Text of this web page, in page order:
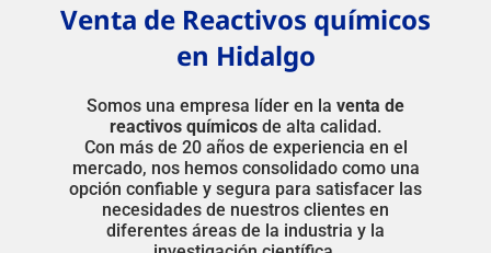
Venta de Reactivos químicos
en Hidalgo
Somos una empresa líder en la venta de
reactivos químicos de alta calidad.
Con más de 20 años de experiencia en el
mercado, nos hemos consolidado como una
opción confiable y segura para satisfacer las
necesidades de nuestros clientes en
diferentes áreas de la industria y la